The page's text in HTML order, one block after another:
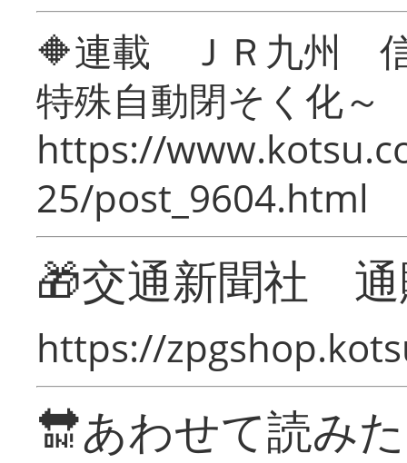
🔶連載 ＪＲ九州 信
特殊自動閉そく化～
https://
25/post_9604.html
🎁交通新聞社
https://
🔛あわせて読み